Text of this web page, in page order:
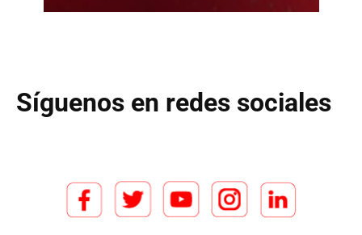
Síguenos en redes sociales